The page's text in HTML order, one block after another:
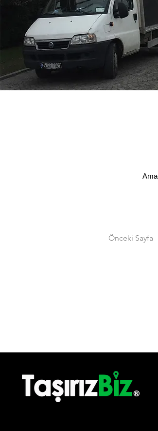
Önceki Sayfa
Pnakliyat fulya nakliyat şişli evden eve nakliyat ANI
gültepe makliye mecidiyeköy nakliyat mediciyeköy